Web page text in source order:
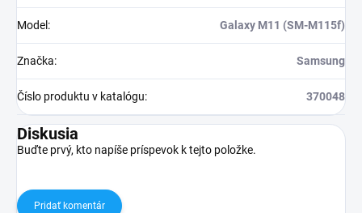
Model : Galaxy M11 (SM-M115f)
Značka: Samsung
Číslo produktu v katalógu: 370048
Diskusia
Buďte prvý, kto napíše príspevok k tejto položke.
Pridať komentár